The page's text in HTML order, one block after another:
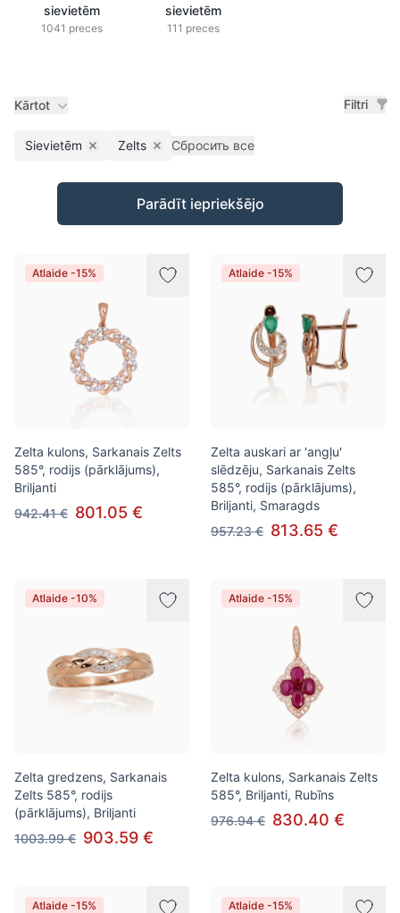
sievietēm
1041 preces
sievietēm
111 preces
Kārtot Filtri
Sievietēm Remove filter
Zelts Remove filter
Сбросить все
Preces
Parādīt iepriekšējo
Atlaide -15%
Zelta kulons, Sarkanais Zelts
585°, rodijs (pārklājums),
Briljanti
942.41 € 801.05 €
Atlaide -15%
Zelta auskari ar 'angļu'
slēdzēju, Sarkanais Zelts
585°, rodijs (pārklājums),
Briljanti, Smaragds
957.23 € 813.65 €
Atlaide -10%
Zelta gredzens, Sarkanais
Zelts 585°, rodijs
(pārklājums), Briljanti
1003.99 € 903.59 €
Atlaide -15%
Zelta kulons, Sarkanais Zelts
585°, Briljanti, Rubīns
976.94 € 830.40 €
Atlaide -15% Atlaide -15%